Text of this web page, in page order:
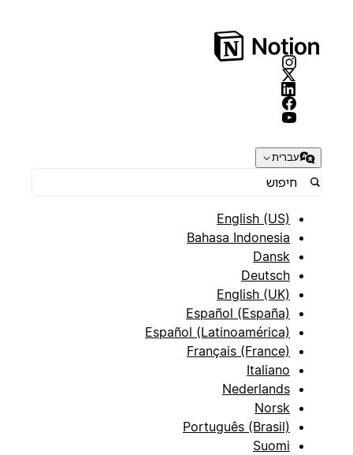
עברית
English (US)
Bahasa Indonesia
Dansk
Deutsch
English (UK)
Español (España)
Español (Latinoamérica)
Français (France)
Italiano
Nederlands
Norsk
Português (Brasil)
Suomi